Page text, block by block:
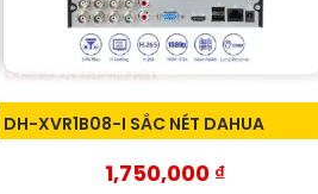
DH-XVR1B08-I SẮC NÉT DAHUA
1,750,000 ₫